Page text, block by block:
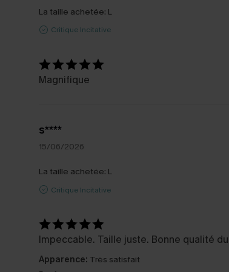
La taille achetée: L
Critique Incitative
Magnifique
s****
15/06/2026
La taille achetée: L
Critique Incitative
Impeccable. Taille juste. Bonne qualité
Apparence: Très satisfait